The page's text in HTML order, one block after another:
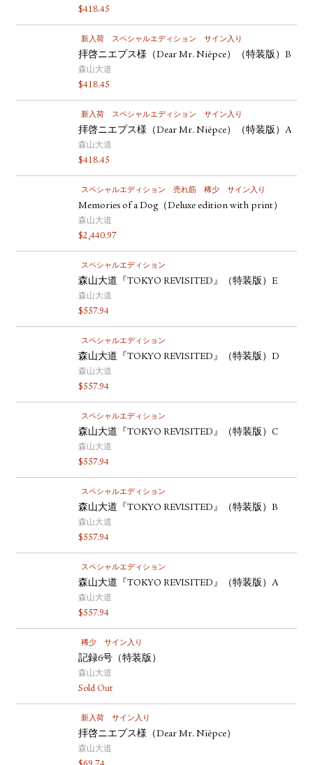
$418.45
新入荷 スペシャルエディション サイン入り
拝啓ニエプス様（Dear Mr. Niépce）（特装版）B
森山大道
$418.45
新入荷 スペシャルエディション サイン入り
拝啓ニエプス様（Dear Mr. Niépce）（特装版）A
森山大道
$418.45
スペシャルエディション 売れ筋 稀少 サイン入り
Memories of a Dog（Deluxe edition with print）
森山大道
$2,440.97
スペシャルエディション
森山大道『TOKYO REVISITED』（特装版）E
森山大道
$557.94
スペシャルエディション
森山大道『TOKYO REVISITED』（特装版）D
森山大道
$557.94
スペシャルエディション
森山大道『TOKYO REVISITED』（特装版）C
森山大道
$557.94
スペシャルエディション
森山大道『TOKYO REVISITED』（特装版）B
森山大道
$557.94
スペシャルエディション
森山大道『TOKYO REVISITED』（特装版）A
森山大道
$557.94
稀少 サイン入り
記録6号（特装版）
森山大道
Sold Out
新入荷 サイン入り
拝啓ニエプス様（Dear Mr. Niépce）
森山大道